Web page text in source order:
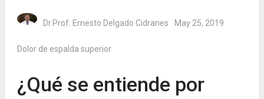
Dr.Prof. Ernesto Delgado Cidranes May 25, 2019
Dolor de espalda superior
¿Qué se entiende por